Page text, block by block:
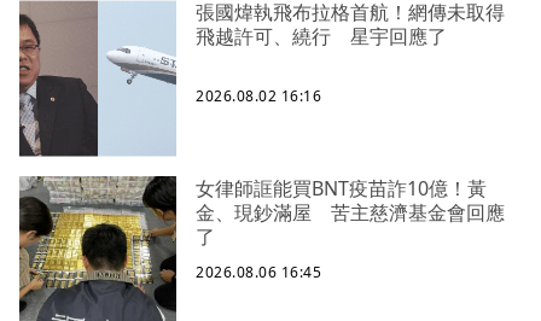
張國煒執飛布拉格首航！網傳未取得
飛越許可、繞行 星宇回應了
2026.08.02 16:16
女律師誆能買BNT疫苗詐10億！黃
金、現鈔滿屋 苦主慈濟基金會回應
了
2026.08.06 16:45